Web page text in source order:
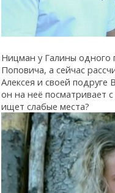
Ницман у Галины одного
Поповича, а сейчас
Алексея и своей
он на неё посматривает
ищет слабые места?